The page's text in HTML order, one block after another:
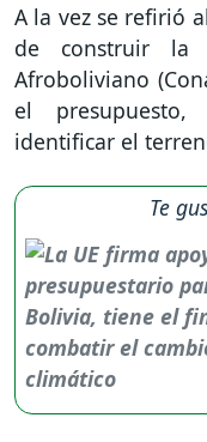
A la vez se refirió
de construir la
Afroboliviano
el
identificar el
Te